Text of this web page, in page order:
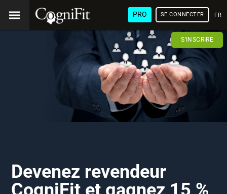
PRO SE CONNECTER
S'INSCRIRE
Devenez revendeur